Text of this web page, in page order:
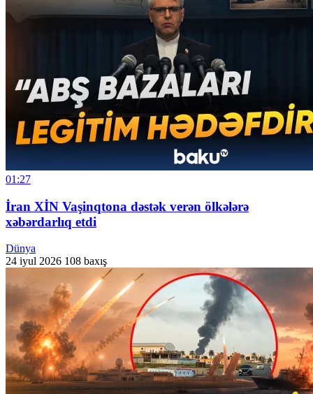
01:27
İran XİN Vaşinqtona dəstək verən ölkələrə
xəbərdarlıq etdi
Dünya
24 iyul 2026 108 baxış